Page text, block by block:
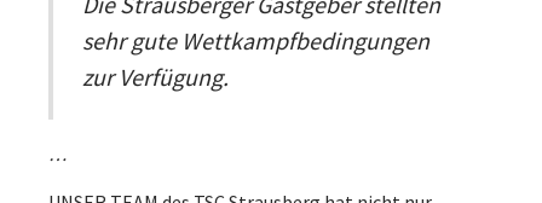
sehr gute Wettkampfbedingungen
zur Verfügung.
…